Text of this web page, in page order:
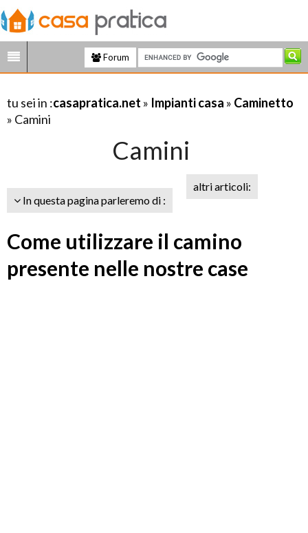
Forum
tu sei in :casapratica.net » Impianti casa » Caminetto
» Camini
Camini
In questa pagina parleremo di :
altri articoli:
Come utilizzare il camino
presente nelle nostre case